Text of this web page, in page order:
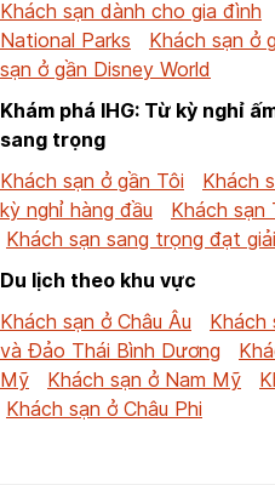
Khách sạn dành cho gia đình
National Parks
Khách sạn ở
sạn ở gần Disney World
Khám phá IHG: Từ kỳ nghỉ
sang trọng
Khách sạn ở gần Tôi
Khách
kỳ nghỉ hàng đầu
Khách sạn
Khách sạn sang trọng đạt
Du lịch theo khu vực
Khách sạn ở Châu Âu
Khách
và Đảo Thái Bình Dương
Mỹ
Khách sạn ở Nam Mỹ
Khách sạn ở Châu Phi